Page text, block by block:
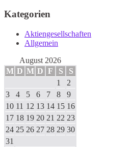
Kategorien
Aktiengesellschaften
Allgemein
August 2026
M D M D F S
S
1
2
3
4 5 6 7 8
9
10 11 12 13 14 15 16
17 18 19 20 21 22 23
24 25 26 27 28 29 30
31